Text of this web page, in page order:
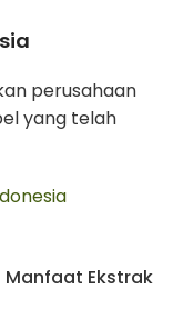
perusahaan
yang telah
Manfaat Ekstrak